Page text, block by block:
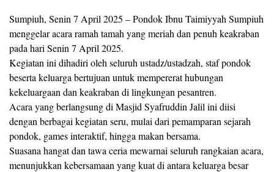
Sumpiuh, Senin 7 April 2025 – Pondok Ibnu Taimiyyah Sumpiuh
menggelar acara ramah tamah yang meriah dan penuh keakraban
pada hari Senin 7 April 2025.
Kegiatan ini dihadiri oleh seluruh ustadz/ustadzah, staf pondok
beserta keluarga bertujuan untuk mempererat hubungan
kekeluargaan dan keakraban di lingkungan pesantren.
Acara yang berlangsung di Masjid Syafruddin Jalil ini diisi
dengan berbagai kegiatan seru, mulai dari pemamparan sejarah
pondok, games interaktif, hingga makan bersama.
Suasana hangat dan tawa ceria mewarnai seluruh rangkaian acara,
menunjukkan kebersamaan yang kuat di antara keluarga besar